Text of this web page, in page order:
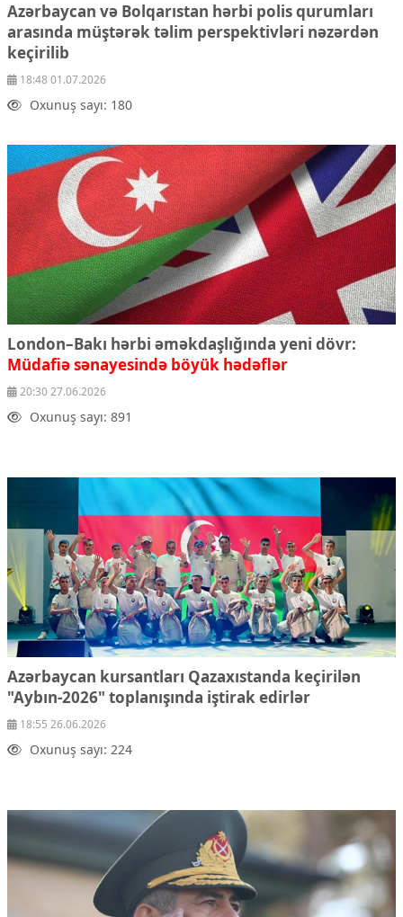
Azərbaycan və Bolqarıstan hərbi polis qurumları
arasında müştərək təlim perspektivləri nəzərdən
keçirilib
18:48 01.07.2026
Oxunuş sayı: 180
London–Bakı hərbi əməkdaşlığında yeni dövr:
Müdafiə sənayesində böyük hədəflər
20:30 27.06.2026
Oxunuş sayı: 891
Azərbaycan kursantları Qazaxıstanda keçirilən
"Aybın-2026" toplanışında iştirak edirlər
18:55 26.06.2026
Oxunuş sayı: 224